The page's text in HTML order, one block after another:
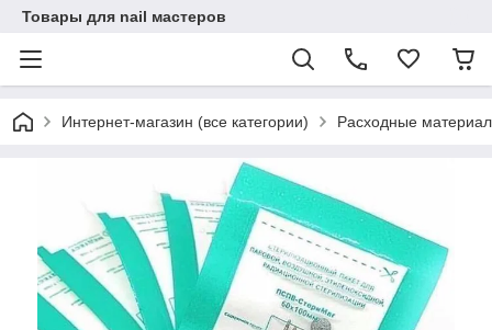
Товары для nail мастеров
Интернет-магазин (все категории) Расходные